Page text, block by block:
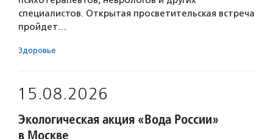
специалистов. Открытая просветительская встреча
пройдет…
Здоровье
15.08.2026
Экологическая акция «Вода России»
в Москве